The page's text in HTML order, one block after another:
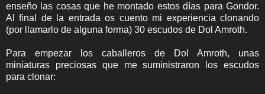
enseño las cosas que he montado estos días para Gondor.
Al final de la entrada os cuento mi experiencia clonando
(por llamarlo de alguna forma) 30 escudos de Dol Amroth.
Para empezar los caballeros de Dol Amroth, unas
miniaturas preciosas que me suministraron los escudos
para clonar: